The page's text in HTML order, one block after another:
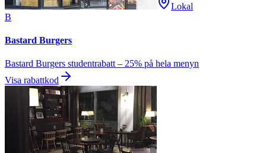
Lokal
B
Bastard Burgers
Bastard Burgers studentrabatt – 25% på hela menyn
Visa rabattkod